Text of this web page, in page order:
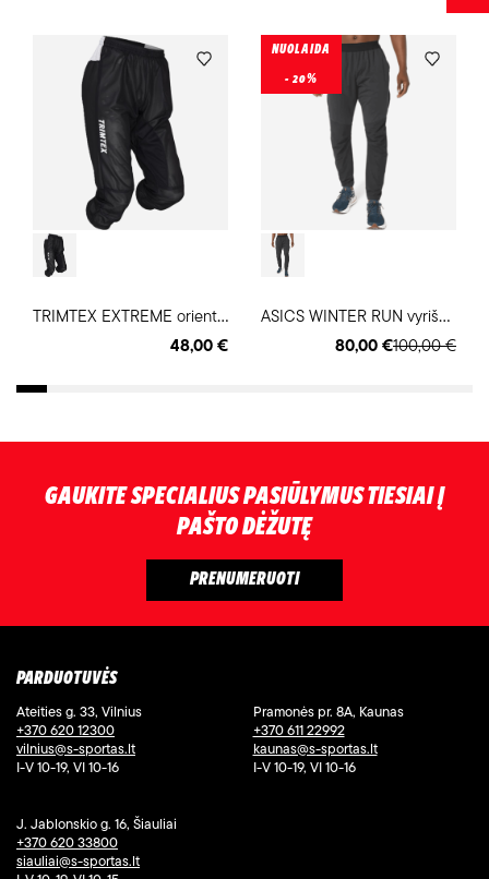
T
RIMTEX EXTREME orientavimosi sporto kelnės
48,00 €
A
SICS WINTER RUN vyriškos bėgimo kelnės
100,00 €
80,00 €
NUOLAIDA
- 20%
GAUKITE SPECIALIUS PASIŪLYMUS TIESIAI Į
PAŠTO DĖŽUTĘ
PARDUOTUVĖS
Ateities g. 33, Vilnius
+370 620 12300
vilnius@s-sportas.lt
I-V 10-19, VI 10-16
Pramonės pr. 8A, Kaunas
+370 611 22992
kaunas@s-sportas.lt
I-V 10-19, VI 10-16
J. Jablonskio g. 16, Šiauliai
+370 620 33800
siauliai@s-sportas.lt